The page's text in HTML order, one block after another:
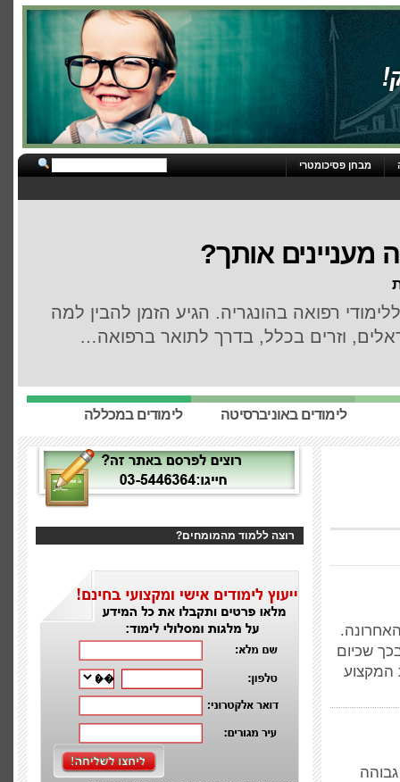
מבחן פסיכומטרי
מעניינים אותך?
רפואה בהונגריה. הגיע הזמן להבין למה
וזרים בכלל, בדרך לתואר ברפואה…
לימודים באוניברסיטה לימודים במכללה
שכיום
המקצוע
רוצה ללמוד מהמומחים?